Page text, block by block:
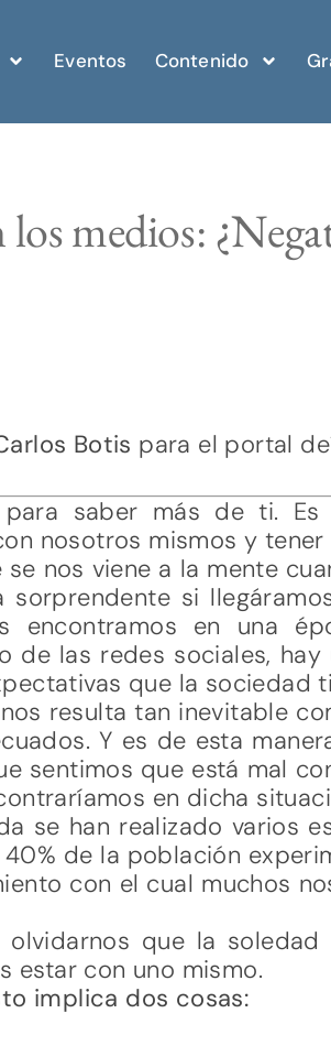
Eventos Contenido
los medios:
Botis para el portal
para saber más de ti.
nosotros mismos y
nos viene a la mente
sorprendente si
encontramos en una
de las redes sociales,
que la sociedad
resulta tan inevitable
Y es de esta
sentimos que está mal
en dicha
se han realizado varios
de la población
con el cual muchos
que la
estar con uno mismo.
implica dos cosas: